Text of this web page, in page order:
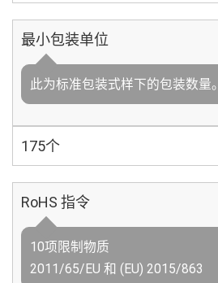
最小包装单位
此为标准包装式样下的包装数量。
175个
RoHS 指令
10项限制物质
2011/65/EU 和 (EU) 2015/863